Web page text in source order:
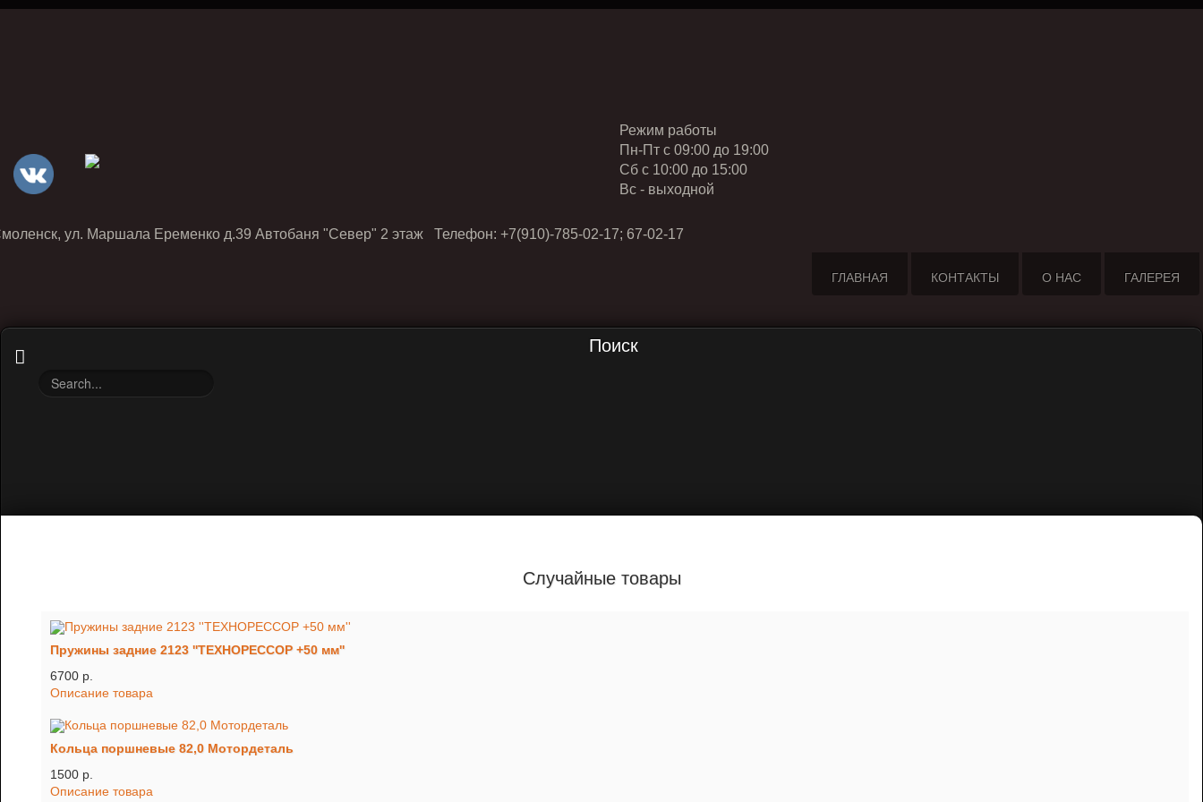
Режим работы
Пн-Пт с 09:00 до 19:00
Cб с 10:00 до 15:00
Вс - выходной
ул. Маршала Еременко д.39 Автобаня "Север" 2 этаж Телефон: +7(910)-785-02-17; 67-02-17
ГЛАВНАЯ КОНТАКТЫ О НАС ГАЛЕРЕЯ
Поиск
Случайные товары
Пружины задние 2123 ''ТЕХНОРЕССОР +50 мм''
6700 p.
Описание товара
Кольца поршневые 82,0 Мотордеталь
1500 p.
Описание товара